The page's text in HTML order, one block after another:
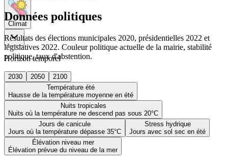
Climat
Horizon temporel
2030 2050
2100
Température été
Hausse de la température moyenne en été
Nuits tropicales
Nuits où la température ne descend pas sous 20°C
Jours de canicule
Jours où la température dépasse 35°C
Stress hydrique
Jours avec sol sec en été
Élévation niveau mer
Élévation prévue du niveau de la mer
Données politiques
Résultats des élections municipales 2020, présidentielles 2022 et
législatives 2022. Couleur politique actuelle de la mairie, stabilité
politique, taux d'abstention.